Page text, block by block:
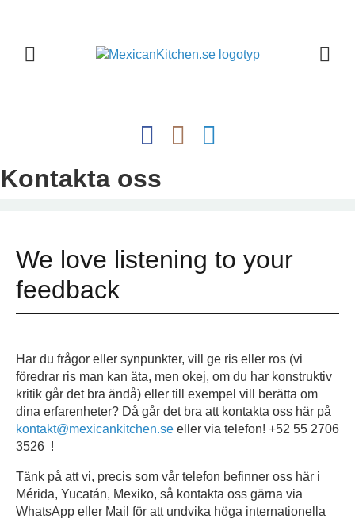
Kontakta oss
We love listening to your
feedback
Har du frågor eller synpunkter, vill ge ris eller ros (vi
föredrar ris man kan äta, men okej, om du har konstruktiv
kritik går det bra ändå) eller till exempel vill berätta om
dina erfarenheter? Då går det bra att kontakta oss här på
kontakt@mexicankitchen.se eller via telefon! +52 55 2706
3526 !
Tänk på att vi, precis som vår telefon befinner oss här i
Mérida, Yucatán, Mexiko, så kontakta oss gärna via
WhatsApp eller Mail för att undvika höga internationella